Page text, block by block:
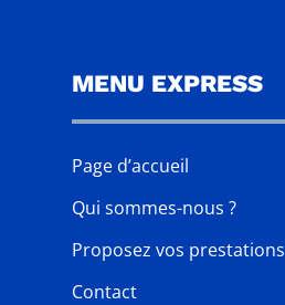
MENU EXPRESS
Page d’accueil
Qui sommes-nous ?
Proposez vos prestations
Contact